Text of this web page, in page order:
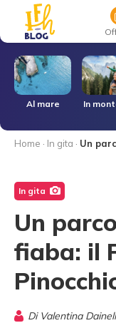
Al mare In
Home · In gita · Un
In gita
Un
fiaba: il
Di Valentina